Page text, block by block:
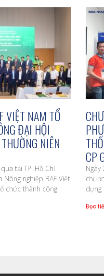
VIỆT NAM TỔ
ĐẠI HỘI
NIÊN
tại TP. Hồ Chí
Nông nghiệp BAF Việt
chức thành công
CP
Ngày
dựng
Đọc